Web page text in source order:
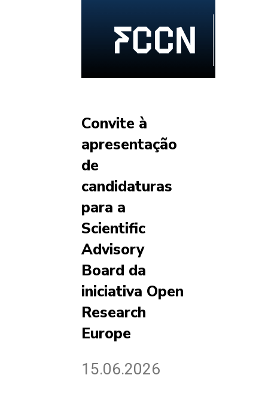
Convite à
apresentação
de
candidaturas
para a
Scientific
Advisory
Board da
iniciativa Open
Research
Europe
15.06.2026